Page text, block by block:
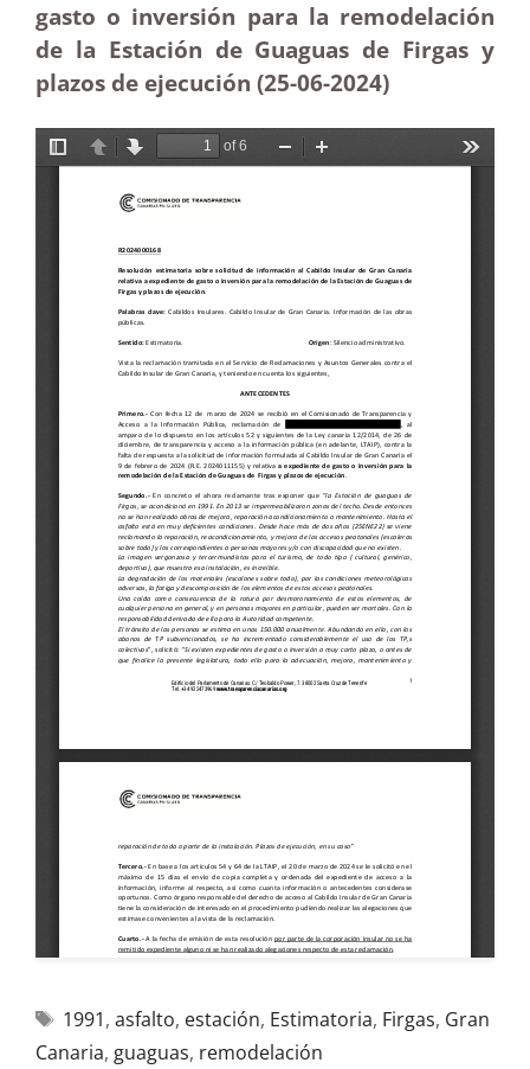
gasto o inversión para la remodelación
de la Estación de Guaguas de Firgas y
plazos de ejecución (25-06-2024)
1991, asfalto, estación, Estimatoria, Firgas, Gran
Canaria, guaguas, remodelación